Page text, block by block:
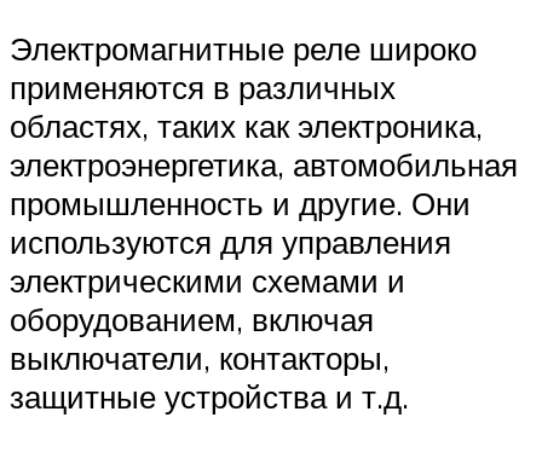
Электромагнитные реле широко
применяются в различных
областях, таких как электроника,
электроэнергетика, автомобильная
промышленность и другие. Они
используются для управления
электрическими схемами и
оборудованием, включая
выключатели, контакторы,
защитные устройства и т.д.